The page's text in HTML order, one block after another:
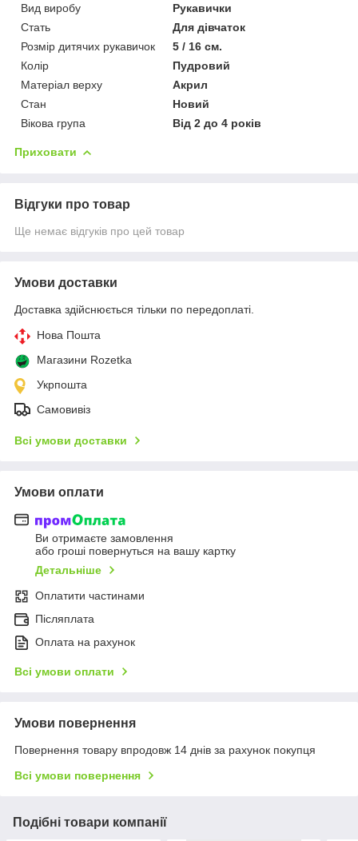
Вид виробу
Рукавички
Стать
Для дівчаток
Розмір дитячих рукавичок
5 / 16 см.
Колір
Пудровий
Матеріал верху
Акрил
Стан
Новий
Вікова група
Від 2 до 4 років
Приховати
Відгуки про товар
Ще немає відгуків про цей товар
Умови доставки
Доставка здійснюється тільки по передоплаті.
Нова Пошта
Магазини Rozetka
Укрпошта
Самовивіз
Всі умови доставки
Умови оплати
Ви отримаєте замовлення
або гроші повернуться на вашу картку
Детальніше
Оплатити частинами
Післяплата
Оплата на рахунок
Всі умови оплати
Умови повернення
Повернення товару впродовж 14 днів за рахунок покупця
Всі умови повернення
Подібні товари компанії